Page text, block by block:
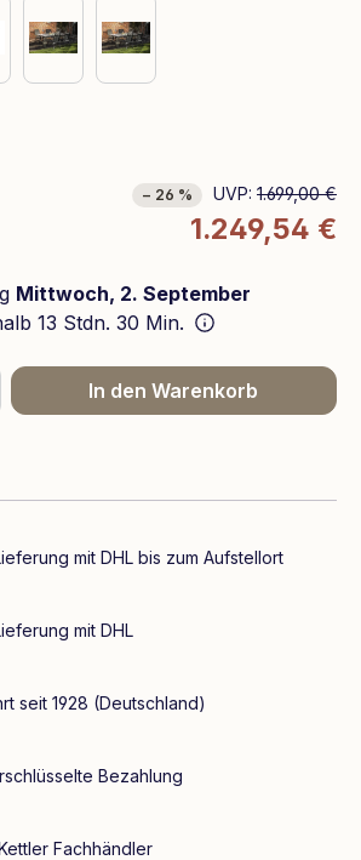
− 26 % UVP: 1.699,00 €
1.249,54 €
Mittwoch, 2. September
13 Stdn. 30 Min.
Gib den gewünschten
In den Warenkorb
mit DHL bis zum Aufstellort
mit DHL
seit 1928 (Deutschland)
Bezahlung
Fachhändler